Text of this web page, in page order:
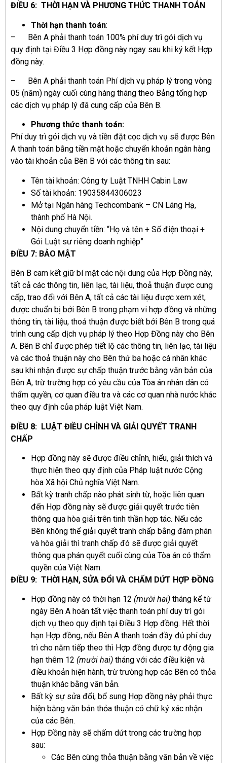
ĐIỀU 6: THỜI HẠN VÀ PHƯƠNG THỨC THANH TOÁN
Thời hạn thanh toán:
– Bên A phải thanh toán 100% phí duy trì gói dịch vụ
quy định tại Điều 3 Hợp đồng này ngay sau khi ký kết Hợp
đồng này.
– Bên A phải thanh toán Phí dịch vụ pháp lý trong vòng
05 (năm) ngày cuối cùng hàng tháng theo Bảng tổng hợp
các dịch vụ pháp lý đã cung cấp của Bên B.
Phương thức thanh toán:
Phí duy trì gói dịch vụ và tiền đặt cọc dịch vụ sẽ được Bên
A thanh toán bằng tiền mặt hoặc chuyển khoản ngân hàng
vào tài khoản của Bên B với các thông tin sau:
Tên tài khoản: Công ty Luật TNHH Cabin Law
Số tài khoản: 19035844306023
Mở tại Ngân hàng Techcombank – CN Láng Hạ,
thành phố Hà Nội.
Nội dung chuyển tiền: “Họ và tên + Số điện thoại +
Gói Luật sư riêng doanh nghiệp”
ĐIỀU 7: BẢO MẬT
Bên B cam kết giữ bí mật các nội dung của Hợp Đồng này,
tất cả các thông tin, liên lạc, tài liệu, thoả thuận được cung
cấp, trao đổi với Bên A, tất cả các tài liệu được xem xét,
được chuẩn bị bởi Bên B trong phạm vi hợp đồng và những
thông tin, tài liệu, thoả thuận được biết bởi Bên B trong quá
trình cung cấp dịch vụ pháp lý theo Hợp Đồng này cho Bên
A. Bên B chỉ được phép tiết lộ các thông tin, liên lạc, tài liệu
và các thoả thuận này cho Bên thứ ba hoặc cá nhân khác
sau khi nhận được sự chấp thuận trước bằng văn bản của
Bên A, trừ trường hợp có yêu cầu của Tòa án nhân dân có
thẩm quyền, cơ quan điều tra và các cơ quan nhà nước khác
theo quy định của pháp luật Việt Nam.
ĐIỀU 8: LUẬT ĐIỀU CHỈNH VÀ GIẢI QUYẾT TRANH
CHẤP
Hợp đồng này sẽ được điều chỉnh, hiểu, giải thích và
thực hiện theo quy định của Pháp luật nước Cộng
hòa Xã hội Chủ nghĩa Việt Nam.
Bất kỳ tranh chấp nào phát sinh từ, hoặc liên quan
đến Hợp đồng này sẽ được giải quyết trước tiên
thông qua hòa giải trên tinh thần hợp tác. Nếu các
Bên không thể giải quyết tranh chấp bằng đàm phán
và hòa giải thì tranh chấp đó sẽ được giải quyết
thông qua phán quyết cuối cùng của Tòa án có thẩm
quyền của Việt Nam.
ĐIỀU 9: THỜI HẠN, SỬA ĐỔI VÀ CHẤM DỨT HỢP ĐỒNG
Hợp đồng này có thời hạn 12 (mười hai) tháng kể từ
ngày Bên A hoàn tất việc thanh toán phí duy trì gói
dịch vụ theo quy định tại Điều 3 Hợp đồng. Hết thời
hạn Hợp đồng, nếu Bên A thanh toán đầy đủ phí duy
trì cho năm tiếp theo thì Hợp đồng được tự động gia
hạn thêm 12 (mười hai) tháng với các điều kiện và
điều khoản hiện hành, trừ trường hợp các Bên có thỏa
thuận khác bằng văn bản.
Bất kỳ sự sửa đổi, bổ sung Hợp đồng này phải thực
hiện bằng văn bản thỏa thuận có chữ ký xác nhận
của các Bên.
Hợp Đồng này sẽ chấm dứt trong các trường hợp
sau:
Các Bên cùng thỏa thuận bằng văn bản về việc